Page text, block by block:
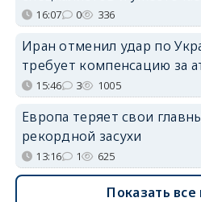
16:07 0 336
Иран отменил удар по
требует компенсацию за
15:46 3 1005
Европа теряет свои
рекордной засухи
13:16 1 625
Показать все